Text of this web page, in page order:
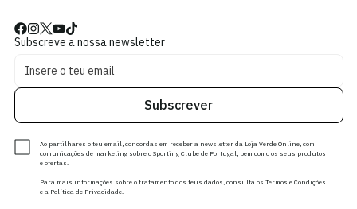
Subscreve a nossa newsletter
Subscrever
Ao partilhares o teu email, concordas em receber a newsletter da Loja Verde Online, com
comunicações de marketing sobre o Sporting Clube de Portugal, bem como os seus produtos
e ofertas.
Para mais informações sobre o tratamento dos teus dados, consulta os Termos e Condições
e a Política de Privacidade.